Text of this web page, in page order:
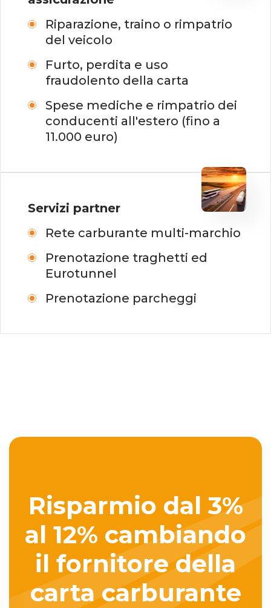
Riparazione, traino o rimpatrio
del veicolo
Furto, perdita e uso
fraudolento della carta
Spese mediche e rimpatrio dei
conducenti all'estero (fino a
11.000 euro)
Servizi partner
Rete carburante multi-marchio
Prenotazione traghetti ed
Eurotunnel
Prenotazione parcheggi
Risparmio dal 3%
al 12% cambiando
il fornitore della
carta carburante